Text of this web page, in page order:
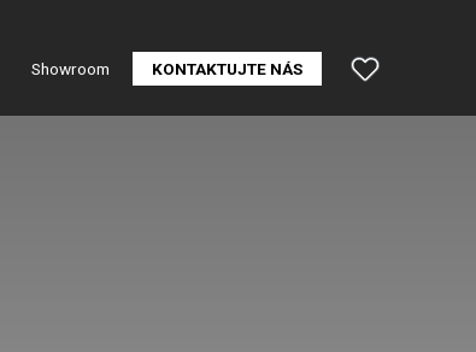
Showroom KONTAKTUJTE NÁS